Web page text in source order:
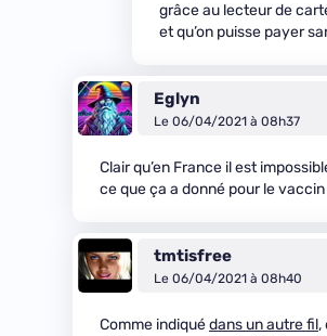
grâce au lecteur de
et qu’on puisse payer
Eglyn
Le 06/04/2021 à 08h37
Clair qu’en France il est
ce que ça a donné pour le
tmtisfree
Le 06/04/2021 à 08h40
Comme indiquédans un autre fil,